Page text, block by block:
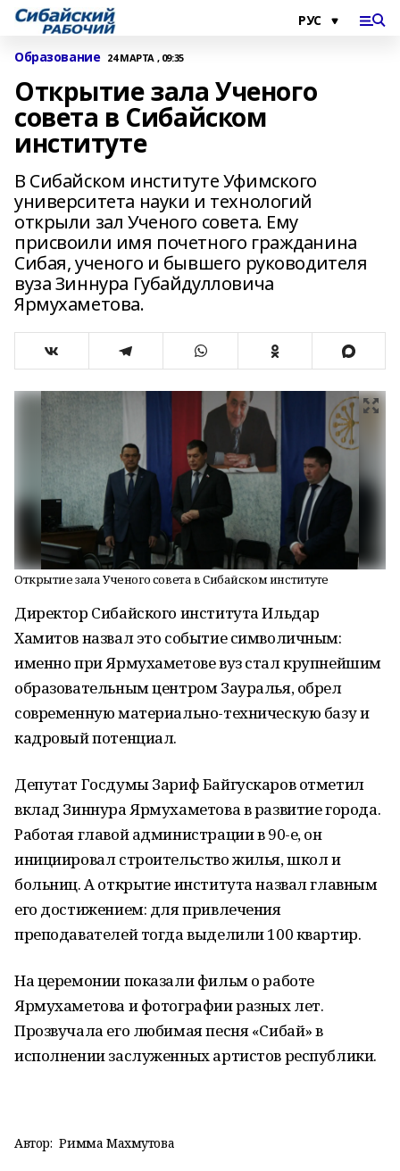
Образование 24 МАРТА , 09:35
Открытие зала Ученого
совета в Сибайском
институте
В Сибайском институте Уфимского
университета науки и технологий
открыли зал Ученого совета. Ему
присвоили имя почетного гражданина
Сибая, ученого и бывшего руководителя
вуза Зиннура Губайдулловича
Ярмухаметова.
Открытие зала Ученого совета в Сибайском институте
Директор Сибайского института Ильдар
Хамитов назвал это событие символичным:
именно при Ярмухаметове вуз стал крупнейшим
образовательным центром Зауралья, обрел
современную материально-техническую базу и
кадровый потенциал.
Депутат Госдумы Зариф Байгускаров отметил
вклад Зиннура Ярмухаметова в развитие города.
Работая главой администрации в 90-е, он
инициировал строительство жилья, школ и
больниц. А открытие института назвал главным
его достижением: для привлечения
преподавателей тогда выделили 100 квартир.
На церемонии показали фильм о работе
Ярмухаметова и фотографии разных лет.
Прозвучала его любимая песня «Сибай» в
исполнении заслуженных артистов республики.
Автор: Римма Махмутова